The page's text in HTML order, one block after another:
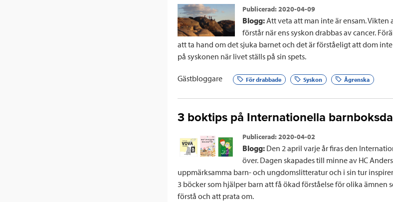
Publicerad:2020-04-09
Blogg:Att veta att man inte är ensam. Vikten
förstår när ens syskon drabbas av cancer.
att ta hand om det sjuka barnet och det är förståeligt att dom
på syskonen när livet ställs på sin spets.
Gästbloggare För drabbade Syskon Ågrenska
3 boktips på Internationella
Publicerad:2020-04-02
Blogg: Den 2 april varje år firas den
över. Dagen skapades till minne av HC
uppmärksamma barn- och ungdomslitteratur och i sin tur
3 böcker som hjälper barn att få ökad förståelse för olika ämnen
förstå och att prata om.